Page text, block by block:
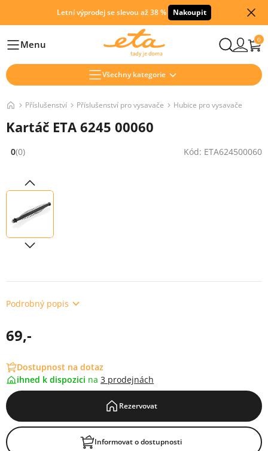
Letní výprodej se slevou až 38 % Nakoupit
HlavníMenu 0
Všechny kategorie
Příslušenství Příslušenství pro vysavače Hubice pro vysavače
Kartáč ETA 6245 00060
Hodnocení: 0 z 5 (0 recenzí)
0(0) Kód: ETA624500060
Podrobný popis
69,-
Dostupnost na dotaz
ihned k dispozici na 3 prodejnách
Rezervovat
Informovat o dostupnosti